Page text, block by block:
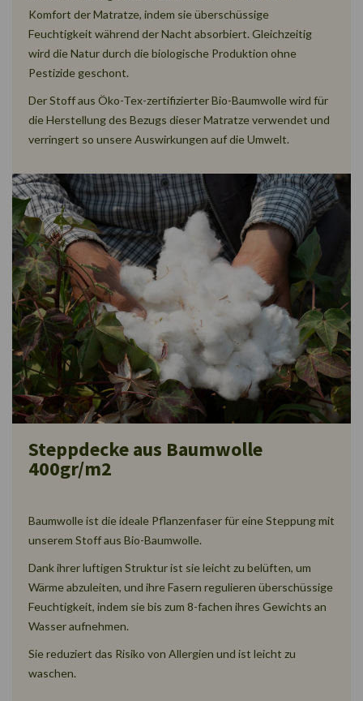
Komfort der Matratze, indem sie überschüssige
Feuchtigkeit während der Nacht absorbiert. Gleichzeitig
wird die Natur durch die biologische Produktion ohne
Pestizide geschont.
Der Stoff aus Öko-Tex-zertifizierter Bio-Baumwolle wird für
die Herstellung des Bezugs dieser Matratze verwendet und
verringert so unsere Auswirkungen auf die Umwelt.
Steppdecke aus Baumwolle
400gr/m2
Baumwolle ist die ideale Pflanzenfaser für eine Steppung mit
unserem Stoff aus Bio-Baumwolle.
Dank ihrer luftigen Struktur ist sie leicht zu belüften, um
Wärme abzuleiten, und ihre Fasern regulieren überschüssige
Feuchtigkeit, indem sie bis zum 8-fachen ihres Gewichts an
Wasser aufnehmen.
Sie reduziert das Risiko von Allergien und ist leicht zu
waschen.